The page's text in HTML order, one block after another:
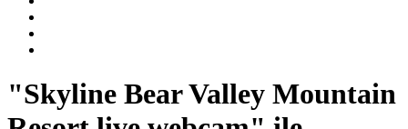
"Skyline Bear Valley Mountain